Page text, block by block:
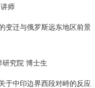
师
变迁与俄罗斯远东地区前景
研究院 博士生
于中印边界西段对峙的反应